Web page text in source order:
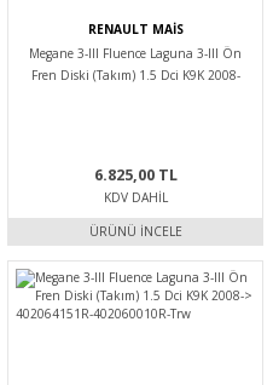
RENAULT MAİS
Megane 3-III Fluence Laguna 3-III Ön
Fren Diski (Takım) 1.5 Dci K9K 2008-
6.825,00 TL
KDV DAHIL
ÜRÜNÜ İNCELE